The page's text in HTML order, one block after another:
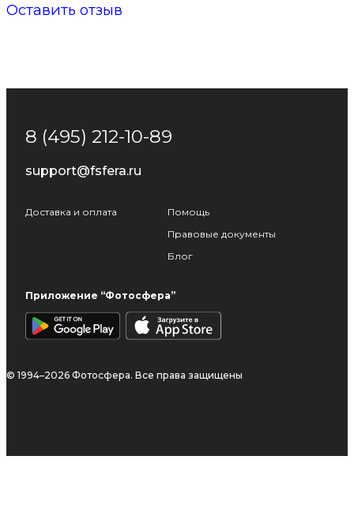
Оставить отзыв
8 (495) 212-10-89
support@fsfera.ru
Доставка и оплата
Помощь
Правовые документы
Блог
Приложение “Фотосфера”
© 1994–2026 Фотосфера. Все права защищены